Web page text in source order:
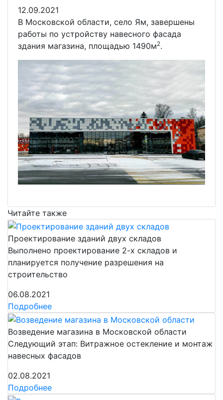
12.09.2021
В Московской области, село Ям, завершены
работы по устройству навесного фасада
здания магазина, площадью 1490м2.
Читайте также
Проектирование зданий двух складов
Выполнено проектирование 2-х складов и
планируется получение разрешения на
строительство
06.08.2021
Подробнее
Возведение магазина в Московской области
Следующий этап: Витражное остекление и монтаж
навесных фасадов
02.08.2021
Подробнее